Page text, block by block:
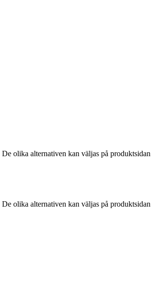
olika alternativen kan väljas på produktsidan
olika alternativen kan väljas på produktsidan